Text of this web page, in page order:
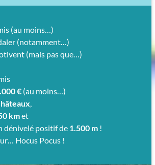
(au moins…)
(notamment…)
(mais pas que…)
€(au moins…)
,
kmet
dénivelé positif de 1.500 m!
Hocus Pocus !